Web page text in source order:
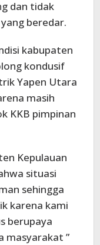
dan tidak
beredar.
kabupaten
kondusif
Yapen Utara
masih
KKB pimpinan
Kepulauan
situasi
sehingga
karena kami
berupaya
masyarakat ”